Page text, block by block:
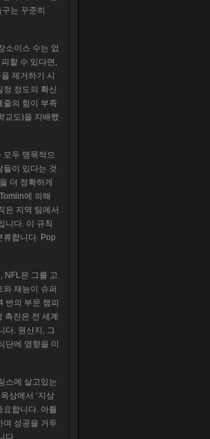
는 꾸준히
소이스 수는 없
할 수 있다면,
제거하기 시
정도의 확신
줄의 힘이 부족
교도)을 지배했
모두 맹목적으
이 있다는 것
더 정확하게
에 의해
은 지역 팀에서
니다. 이 규칙
류합니다. Pop
NFL은 그를 고
재능이 슈퍼
번의 부문 챔피
촉진은 전 세계
다. 원산지, 그
단에 영향을 미
스에 살고있는
상에서 ‘지상
요합니다. 아틀
여 성공을 거두
다.